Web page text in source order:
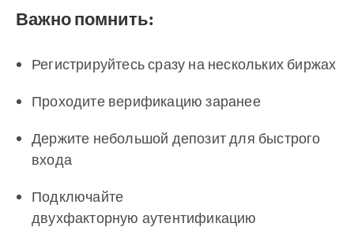
Важно помнить:
Регистрируйтесь сразу на нескольких биржах
Проходите верификацию заранее
Держите небольшой депозит для быстрого
входа
Подключайте
двухфакторную аутентификацию